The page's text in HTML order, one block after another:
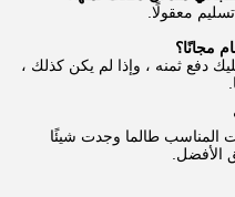
معقولًا.
مجانًا؟
دفع ثمنه ، وإذا لم يكن كذلك ،
طالما وجدت شيئًا
الأفضل.